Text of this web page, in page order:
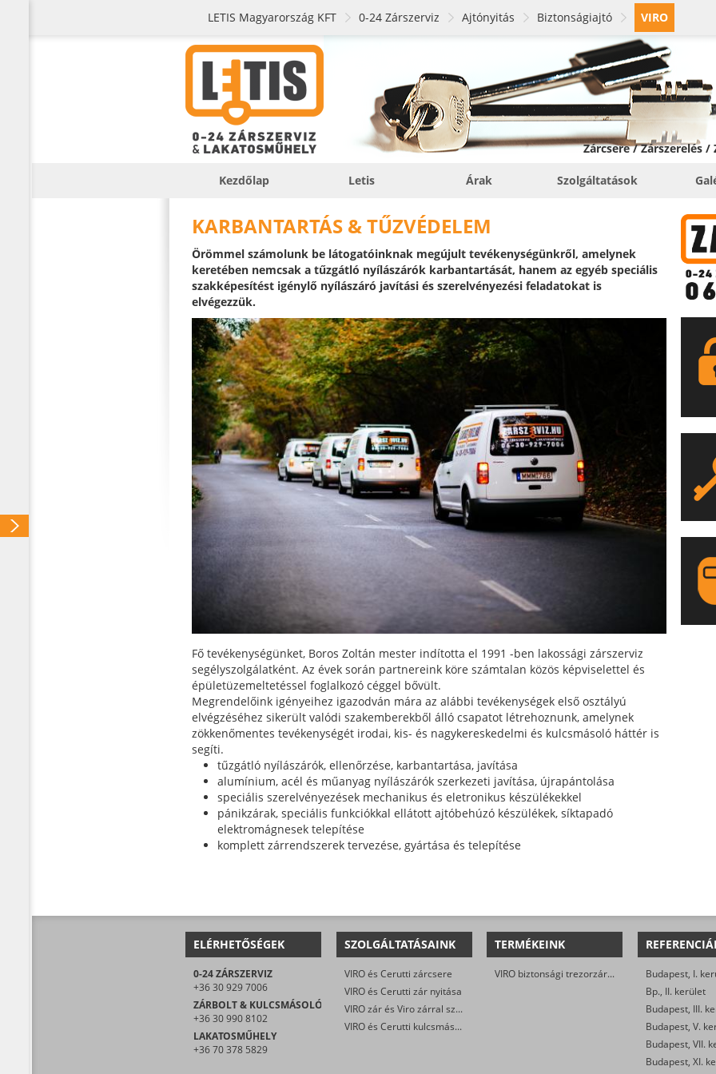
LETIS Magyarország KFT 0-24 Zárszerviz Ajtónyitás Biztonságiajtó VIRO
Zárcsere / Zárszerelés
Kezdőlap Letis Árak Szolgáltatások
KARBANTARTÁS & TŰZVÉDELEM
Örömmel számolunk be látogatóinknak megújult tevékenységünkről, amelynek
keretében nemcsak a tűzgátló nyílászárók karbantartását, hanem az egyéb speciális
szakképesítést igénylő nyílászáró javítási és szerelvényezési feladatokat is
elvégezzük.
Fő tevékenységünket, Boros Zoltán mester indította el 1991 -ben lakossági zárszerviz
segélyszolgálatként. Az évek során partnereink köre számtalan közös képviselettel és
épületüzemeltetéssel foglalkozó céggel bővült.
Megrendelőink igényeihez igazodván mára az alábbi tevékenységek első osztályú
elvégzéséhez sikerült valódi szakemberekből álló csapatot létrehoznunk, amelynek
zökkenőmentes tevékenységét irodai, kis- és nagykereskedelmi és kulcsmásoló háttér is
segíti.
tűzgátló nyílászárók, ellenőrzése, karbantartása, javítása
alumínium, acél és műanyag nyílászárók szerkezeti javítása, újrapántolása
speciális szerelvényezések mechanikus és eletronikus készülékekkel
pánikzárak, speciális funkciókkal ellátott ajtóbehúzó készülékek, síktapadó
elektromágnesek telepítése
komplett zárrendszerek tervezése, gyártása és telepítése
ELÉRHETŐSÉGEK
0-24 ZÁRSZERVIZ
+36 30 929 7006
ZÁRBOLT & KULCSMÁSOLÓ
+36 30 990 8102
LAKATOSMŰHELY
+36 70 378 5829
SZOLGÁLTATÁSAINK
VIRO és Cerutti zárcsere
VIRO és Cerutti zár nyitása
VIRO zár és Viro zárral szerelt biztonsági ajtó javítása
VIRO és Cerutti kulcsmásolás
TERMÉKEINK
VIRO biztonsági trezorzár (jobbos és balos kivitel)
Budapest, I.
Bp., II. kerület
Budapest, III.
Budapest, V.
Budapest, VII.
Budapest, XI.